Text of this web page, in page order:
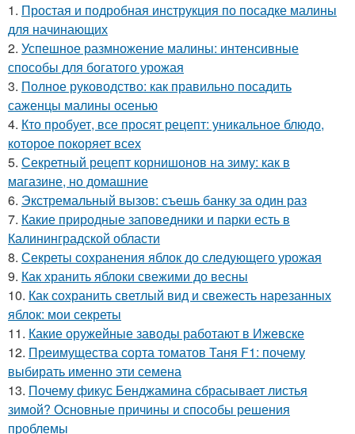
1. Простая и подробная инструкция по посадке малины
для начинающих
2. Успешное размножение малины: интенсивные
способы для богатого урожая
3. Полное руководство: как правильно посадить
саженцы малины осенью
4. Кто пробует, все просят рецепт: уникальное блюдо,
которое покоряет всех
5. Секретный рецепт корнишонов на зиму: как в
магазине, но домашние
6. Экстремальный вызов: съешь банку за один раз
7. Какие природные заповедники и парки есть в
Калининградской области
8. Секреты сохранения яблок до следующего урожая
9. Как хранить яблоки свежими до весны
10. Как сохранить светлый вид и свежесть нарезанных
яблок: мои секреты
11. Какие оружейные заводы работают в Ижевске
12. Преимущества сорта томатов Таня F1: почему
выбирать именно эти семена
13. Почему фикус Бенджамина сбрасывает листья
зимой? Основные причины и способы решения
проблемы